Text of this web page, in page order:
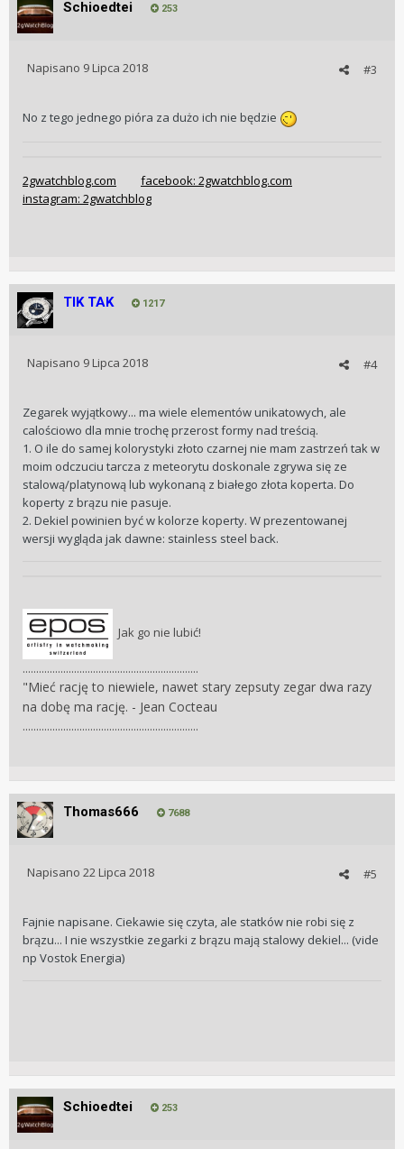
Schioedtei 253
#3
Napisano 9 Lipca 2018
No z tego jednego pióra za dużo ich nie będzie
2gwatchblog.com
facebook: 2gwatchblog.com
instagram: 2gwatchblog
TIK TAK 1217
#4
Napisano 9 Lipca 2018
Zegarek wyjątkowy... ma wiele elementów unikatowych, ale
calościowo dla mnie trochę przerost formy nad treścią.
1. O ile do samej kolorystyki złoto czarnej nie mam zastrzeń tak w
moim odczuciu tarcza z meteorytu doskonale zgrywa się ze
stalową/platynową lub wykonaną z białego złota koperta. Do
koperty z brązu nie pasuje.
2. Dekiel powinien być w kolorze koperty. W prezentowanej
wersji wygląda jak dawne: stainless steel back.
Jak go nie lubić!
.................................................................
"Mieć rację to niewiele, nawet stary zepsuty zegar dwa razy
na dobę ma rację. - Jean Cocteau
.................................................................
Thomas666 7688
#5
Napisano 22 Lipca 2018
Fajnie napisane. Ciekawie się czyta, ale statków nie robi się z
brązu... I nie wszystkie zegarki z brązu mają stalowy dekiel... (vide
np Vostok Energia)
Schioedtei 253